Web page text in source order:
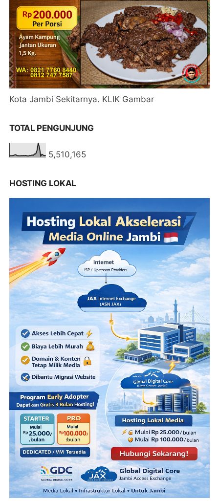
Kota Jambi Sekitarnya. KLIK Gambar
TOTAL PENGUNJUNG
5,510,165
HOSTING LOKAL